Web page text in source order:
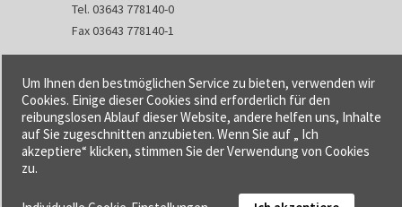
Tel. 03643 778140-0
Fax 03643 778140-1
info@fdata.de
Kontakt
Impressum
Datenschutzerklärung
Urheberrecht und Haftung
Um Ihnen den bestmöglichen Service zu bieten, verwenden wir
Cookies. Einige dieser Cookies sind erforderlich für den
reibungslosen Ablauf dieser Website, andere helfen uns, Inhalte
auf Sie zugeschnitten anzubieten. Wenn Sie auf „ Ich
akzeptiere“ klicken, stimmen Sie der Verwendung von Cookies
zu.